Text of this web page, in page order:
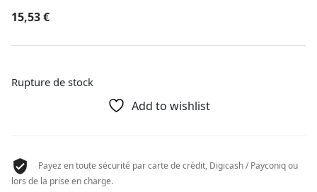
15,53€
Rupture de stock
Add to wishlist
Payez en toute sécurité par carte de crédit, Digicash / Payconiq ou
lors de la prise en charge.